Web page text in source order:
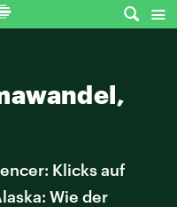
Klicks auf
Wie der